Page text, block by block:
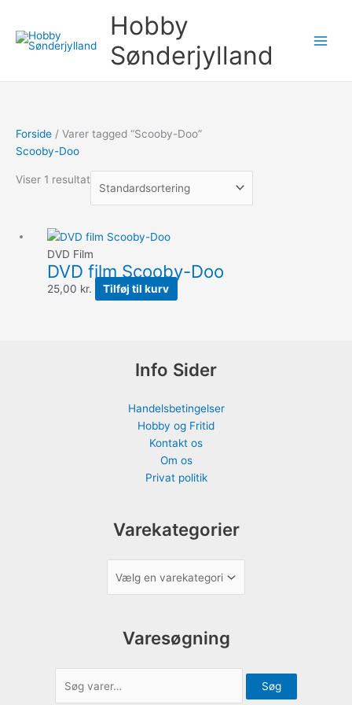
indholdet
Hobby
Sønderjylland
Forside / Varer tagged “Scooby-Doo”
Scooby-Doo
Viser 1 resultat
DVD Film
DVD film Scooby-Doo
25,00 kr. Tilføj til kurv
Info Sider
Handelsbetingelser
Hobby og Fritid
Kontakt os
Om os
Privat politik
Varekategorier
Varesøgning
Søg